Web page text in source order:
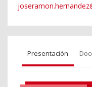
Presentación